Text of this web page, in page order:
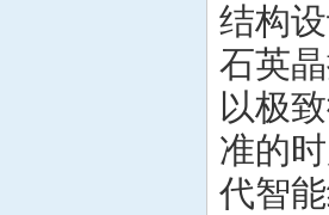
结构
石英
以极
准的
代智